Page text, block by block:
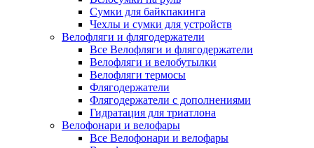
Сумки для байкпакинга
Чехлы и сумки для устройств
Велофляги и флягодержатели
Все Велофляги и флягодержатели
Велофляги и велобутылки
Велофляги термосы
Флягодержатели
Флягодержатели с дополнениями
Гидратация для триатлона
Велофонари и велофары
Все Велофонари и велофары